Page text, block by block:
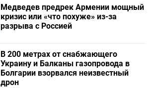
Медведев предрек Армении мощный
кризис или «что похуже» из-за
разрыва с Россией
В 200 метрах от снабжающего
Украину и Балканы газопровода в
Болгарии взорвался неизвестный
дрон